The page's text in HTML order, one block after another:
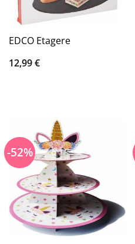
EDCO Etagere
12,99€
-52%